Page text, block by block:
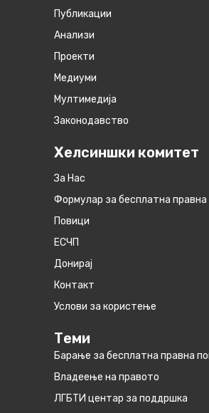
Публикации
Анализи
Проекти
Медиуми
Мултимедија
Законодавство
Хелсиншки комитет
За Нас
Формулар за бесплатна
Повици
ЕСЧП
Донирај
Контакт
Услови за користење
Теми
Барање за бесплатна правна
Владеење на правото
ЛГБТИ центар за поддршка